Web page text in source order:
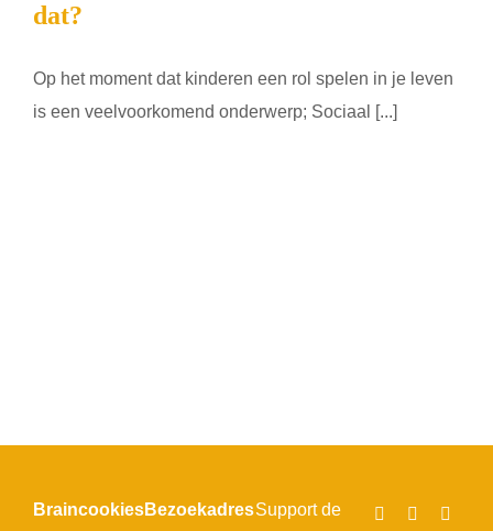
dat?
Op het moment dat kinderen een rol spelen in je leven
is een veelvoorkomend onderwerp; Sociaal [...]
BraincookiesBezoekadresSupport de